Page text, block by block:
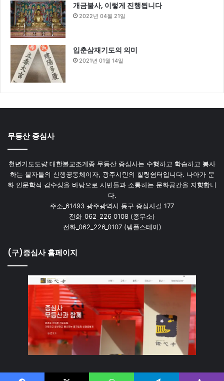
개금불사, 이렇게 진행됩니다
2022년 04월 21일
입춘삼재기도의 의미
2021년 01월 14일
무등산 증심사
천년기도도량 대한불교조계종 무등산 증심사는 수행하고 학습하고 봉사
하는 불자들의 신행공동체이자, 광주시민의 힐링쉼터입니다. 나아가 문
화 인문학적 감수성을 바탕으로 시민들과 소통하는 문화공간을 지향합니
다.
주소_61493 광주광역시 동구 증심사길 177
전화_062_226_0108 (종무소)
전화_062_226_0107 (템플스테이)
(구)증심사 홈페이지